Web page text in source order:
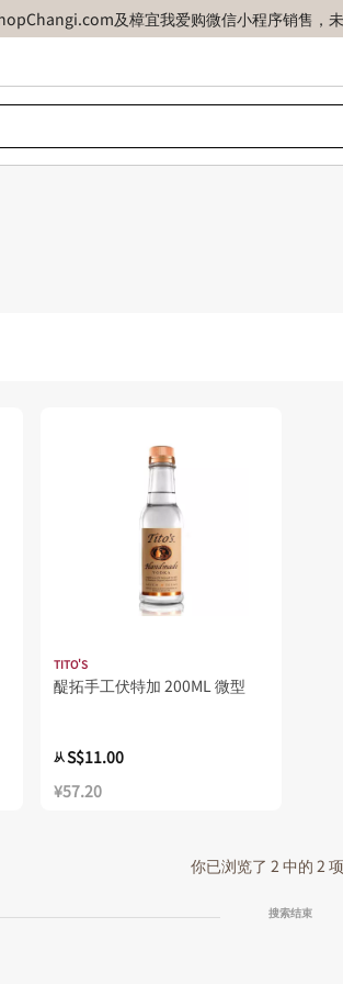
及樟宜我爱购微信小程序销售，
TITO'S
醍拓手工伏特加 200ML 微型
从S$11.00
¥57.20
你已浏览了 2 中的 2
搜索结束